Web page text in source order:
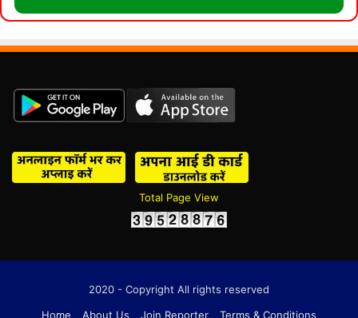
Total Page View
2020 - Copyright All rights reserved
Home
About Us Join Reporter Terms & Conditions